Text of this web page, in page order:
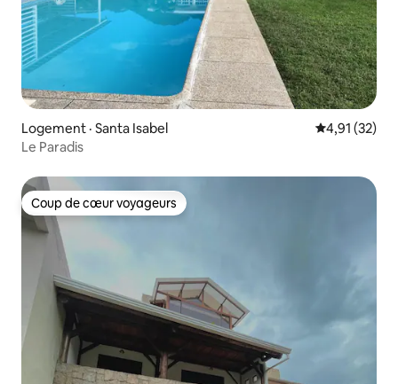
Logement · Santa Isabel Note
4,91 (32)
Le Paradis
Coup de cœur voyageurs
Coup de cœur voyageurs